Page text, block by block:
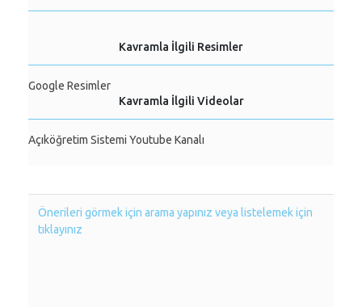
Kavramla İlgili Resimler
Google Resimler
Kavramla İlgili Videolar
Açıköğretim Sistemi Youtube Kanalı
Önerileri görmek için arama yapınız veya listelemek için
tıklayınız